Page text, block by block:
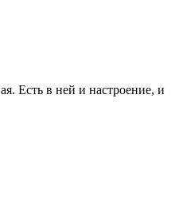
Есть в ней и настроение, и